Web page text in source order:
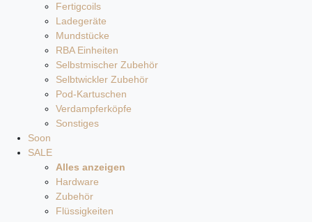
Fertigcoils
Ladegeräte
Mundstücke
RBA Einheiten
Selbstmischer Zubehör
Selbtwickler Zubehör
Pod-Kartuschen
Verdampferköpfe
Sonstiges
Soon
SALE
Alles anzeigen
Hardware
Zubehör
Flüssigkeiten